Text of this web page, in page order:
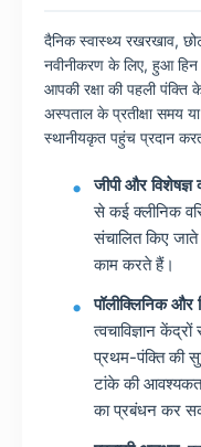
दैनिक स्वास्थ्य रखरखाव,
नवीनीकरण के लिए, हुआ हिन
आपकी रक्षा की पहली
अस्पताल के प्रतीक्षा समय
स्थानीयकृत पहुंच प्रदान
जीपी और विशेषज्ञ
से कई क्लीनिक
संचालित किए
काम करते हैं।
पॉलीक्लिनिक और
त्वचाविज्ञान
प्रथम-पंक्ति की
टांके की
का प्रबंधन कर